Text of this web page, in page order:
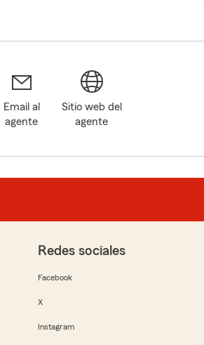
Email al
agente
Sitio web del
agente
Redes sociales
Facebook
X
Instagram